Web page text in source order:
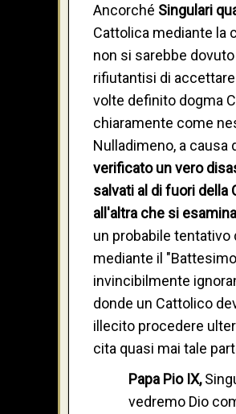
Ancorché Singulari
Cattolica mediante la
non si sarebbe
rifiutantisi di
volte definito dogma
chiaramente come
Nulladimeno, a
verificato un vero
salvati al di fuori della
all'altra che si
un probabile tentativo
mediante il
invincibilmente
donde un Cattolico
illecito procedere
cita quasi mai tale
Papa Pio IX,
vedremo Dio